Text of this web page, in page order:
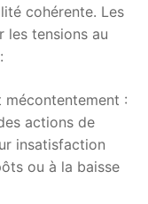
cohérente. Les
les tensions au
:
actions de
insatisfaction
ou à la baisse